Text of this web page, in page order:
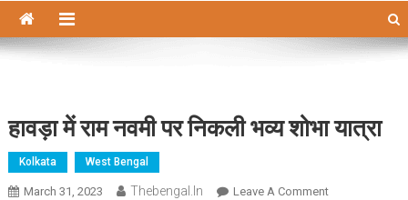
हावड़ा में राम नवमी पर निकली भव्य शोभा यात्रा
Kolkata West Bengal
March 31, 2023 Thebengal.in Leave A CommentOn